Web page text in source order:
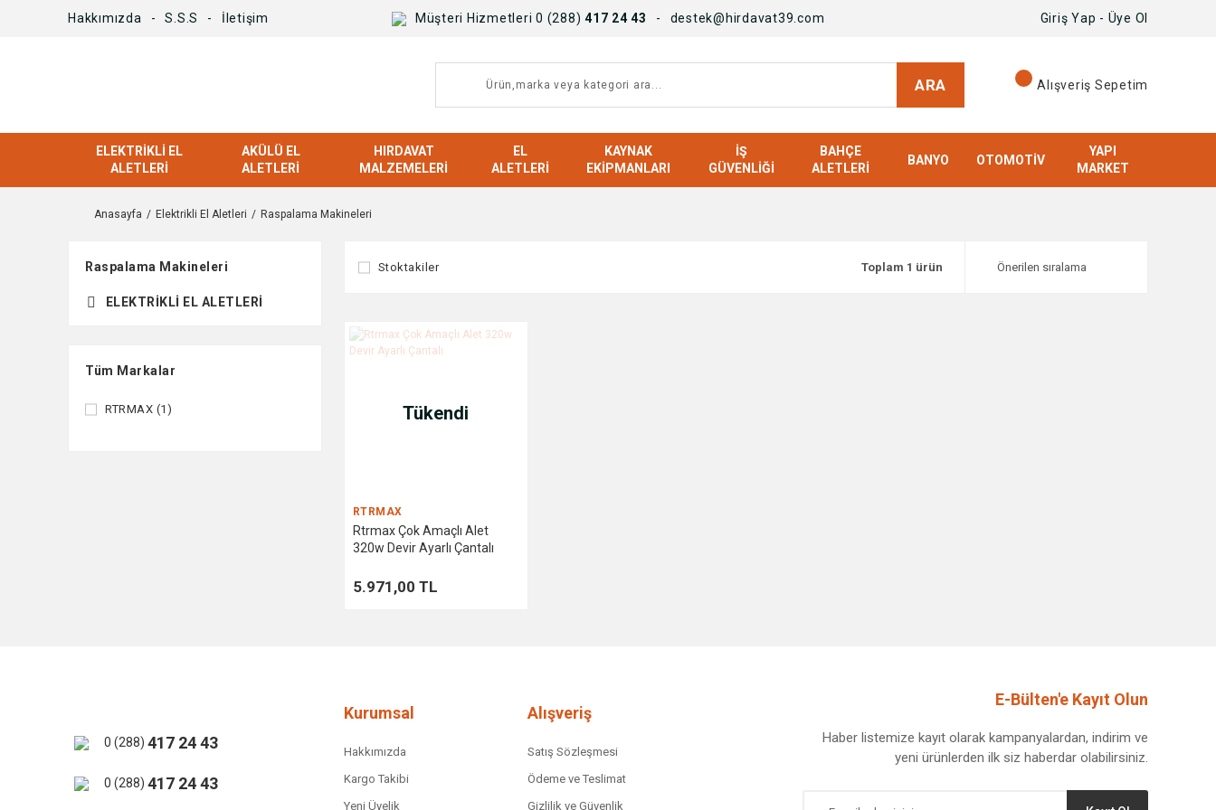
Hakkımızda S.S.S İletişim Müşteri Hizmetleri 0 (288) 417 24 43 destek@hirdavat39.com Giriş Yap - Üye Ol
ARA Alışveriş Sepetim
ELEKTRIKLI EL
ALETLERI
AKÜLÜ EL
ALETLERI
HIRDAVAT
MALZEMELERI
EL
ALETLERI
KAYNAK
EKIPMANLARI
İŞ
GÜVENLIĞI
BAHÇE
ALETLERI
BANYO OTOMOTIV
YAPI
MARKET
Anasayfa Elektrikli El Aletleri Raspalama Makineleri
Raspalama Makineleri
ELEKTRIKLI EL ALETLERI
Tüm Markalar
RTRMAX (1)
Stoktakiler Toplam 1 ürün
Tükendi
RTRMAX
Rtrmax Çok Amaçlı Alet
320w Devir Ayarlı Çantalı
5.971,00 TL
0 (288) 417 24 43
0 (288) 417 24 43
Kurumsal
Hakkımızda
Kargo Takibi
Yeni Üyelik
Alışveriş
Satış Sözleşmesi
Ödeme ve Teslimat
Gizlilik ve Güvenlik
E-Bülten'e Kayıt Olun
Haber listemize kayıt olarak kampanyalardan, indirim ve
yeni ürünlerden ilk siz haberdar olabilirsiniz.